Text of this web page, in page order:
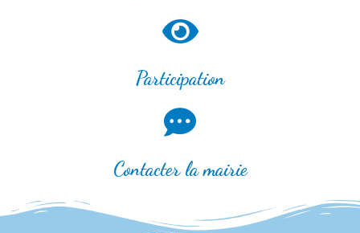
Participation
Contacter la mairie